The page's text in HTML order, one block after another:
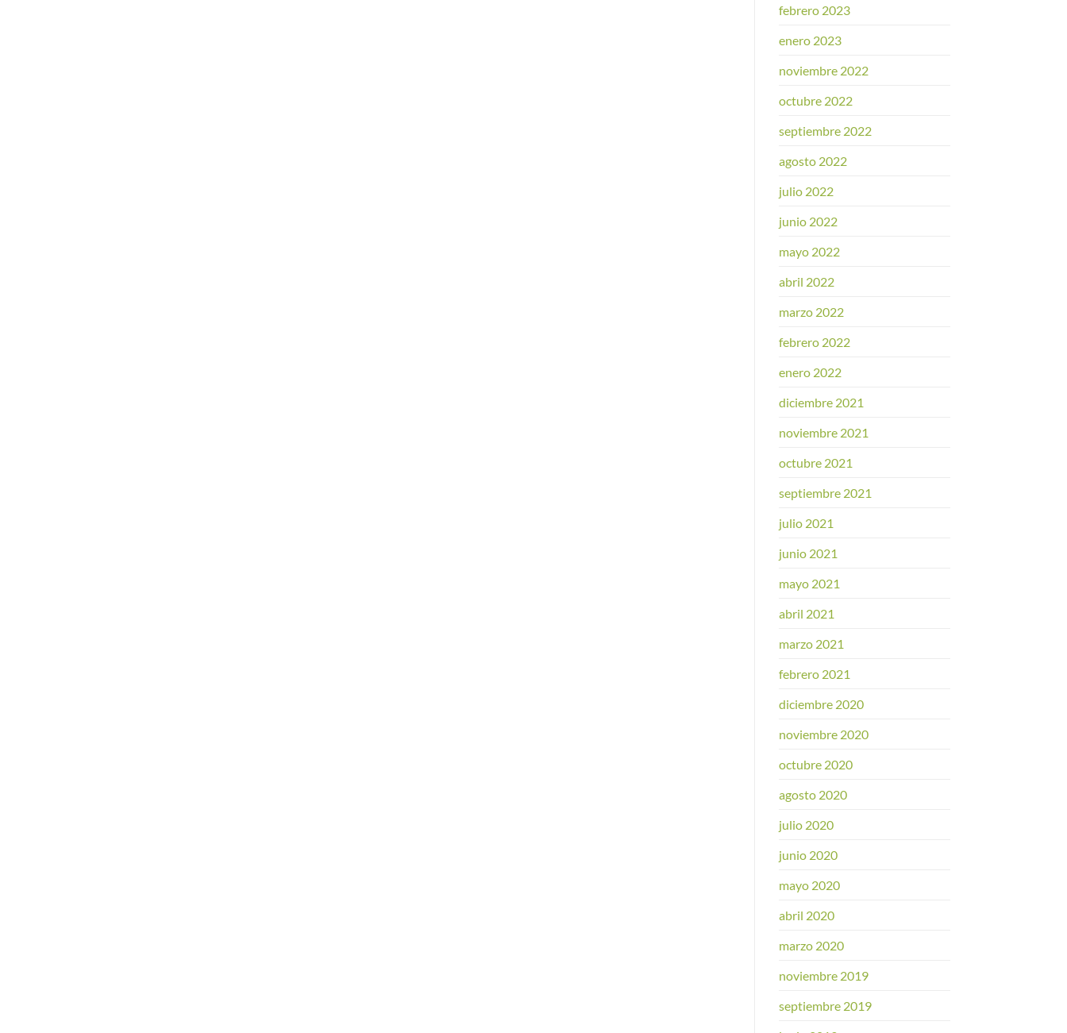
febrero 2023
enero 2023
noviembre 2022
octubre 2022
septiembre 2022
agosto 2022
julio 2022
junio 2022
mayo 2022
abril 2022
marzo 2022
febrero 2022
enero 2022
diciembre 2021
noviembre 2021
octubre 2021
septiembre 2021
julio 2021
junio 2021
mayo 2021
abril 2021
marzo 2021
febrero 2021
diciembre 2020
noviembre 2020
octubre 2020
agosto 2020
julio 2020
junio 2020
mayo 2020
abril 2020
marzo 2020
noviembre 2019
septiembre 2019